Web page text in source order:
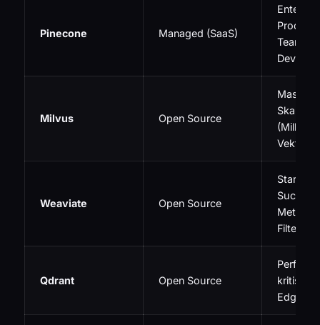
Pinecone Managed (SaaS)
Teams
DevOps
Milvus Open Source
Massive
Weaviate Open Source
Starke
Suche
Filterung
Qdrant Open Source
Edge-